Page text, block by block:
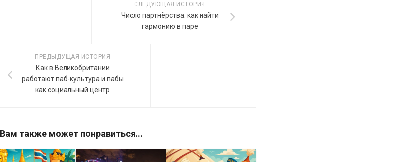
СЛЕДУЮЩАЯ ИСТОРИЯ
Число партнёрства: как найти
гармонию в паре
ПРЕДЫДУЩАЯ ИСТОРИЯ
Как в Великобритании
работают паб-культура и пабы
как социальный центр
Вам также может понравиться...